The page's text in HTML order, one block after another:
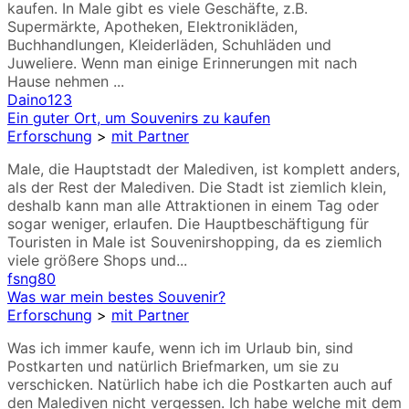
kaufen. In Male gibt es viele Geschäfte, z.B.
Supermärkte, Apotheken, Elektronikläden,
Buchhandlungen, Kleiderläden, Schuhläden und
Juweliere. Wenn man einige Erinnerungen mit nach
Hause nehmen ...
Daino123
Ein guter Ort, um Souvenirs zu kaufen
Erforschung > mit Partner
Male, die Hauptstadt der Malediven, ist komplett anders,
als der Rest der Malediven. Die Stadt ist ziemlich klein,
deshalb kann man alle Attraktionen in einem Tag oder
sogar weniger, erlaufen. Die Hauptbeschäftigung für
Touristen in Male ist Souvenirshopping, da es ziemlich
viele größere Shops und...
fsng80
Was war mein bestes Souvenir?
Erforschung > mit Partner
Was ich immer kaufe, wenn ich im Urlaub bin, sind
Postkarten und natürlich Briefmarken, um sie zu
verschicken. Natürlich habe ich die Postkarten auch auf
den Malediven nicht vergessen. Ich habe welche mit dem